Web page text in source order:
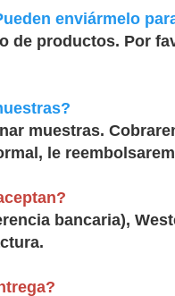
enviármelo
de productos. Por
muestras.
le
bancaria),